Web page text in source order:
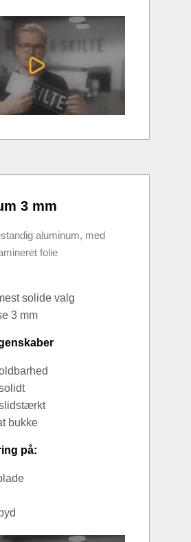
3 mm
aluminum, med
folie
solide valg
3 mm
bukke
på: